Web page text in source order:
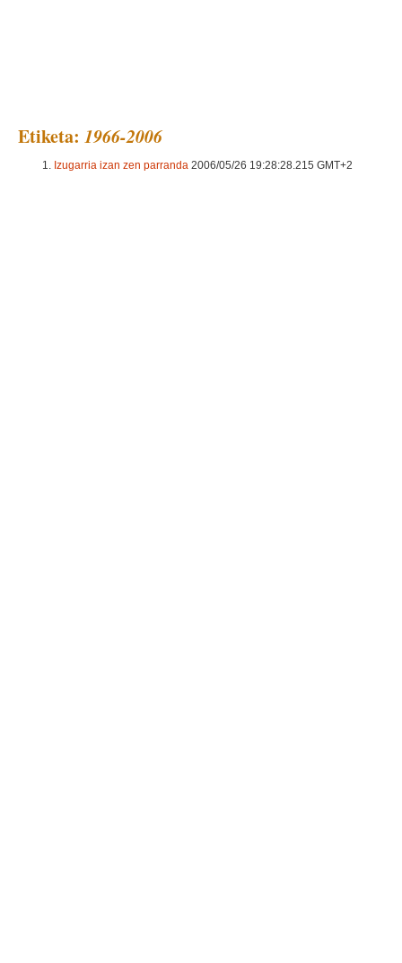
Etiketa: 1966-2006
Izugarria izan zen parranda 2006/05/26 19:28:28.215 GMT+2